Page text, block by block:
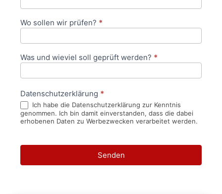
Wo sollen wir prüfen? *
Was und wieviel soll geprüft werden? *
Datenschutzerklärung *
Ich habe die Datenschutzerklärung zur Kenntnis
genommen. Ich bin damit einverstanden, dass die dabei
erhobenen Daten zu Werbezwecken verarbeitet werden.
Senden